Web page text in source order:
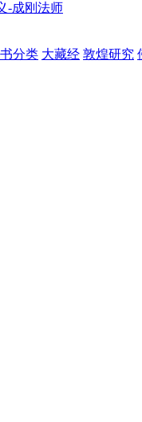
-成刚法师
分类 大藏经 敦煌研究